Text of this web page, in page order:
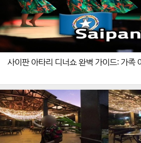
사이판 아타리 디너쇼 완벽 가이드: 가족